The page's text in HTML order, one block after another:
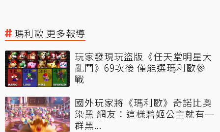
瑪利歐 更多報導
玩家發現玩盜版《任天堂明星大
亂鬥》69次後 僅能選瑪利歐參
戰
國外玩家將《瑪利歐》奇諾比奧
染黑 網友：這樣碧姬公主就有一
群黑...